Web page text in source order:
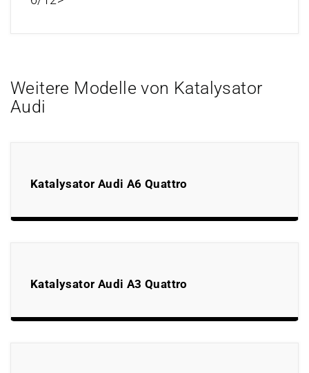
Weitere Modelle von Katalysator
Audi
Katalysator Audi A6 Quattro
Katalysator Audi A3 Quattro